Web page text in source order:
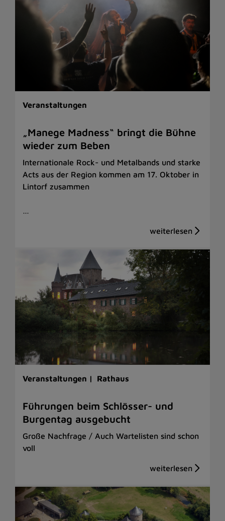
Veranstaltungen
„Manege Madness“ bringt die Bühne
wieder zum Beben
Internationale Rock- und Metalbands und starke
Acts aus der Region kommen am 17. Oktober in
Lintorf zusammen
…
Veranstaltungen | Rathaus
Führungen beim Schlösser- und
Burgentag ausgebucht
Große Nachfrage / Auch Wartelisten sind schon
voll